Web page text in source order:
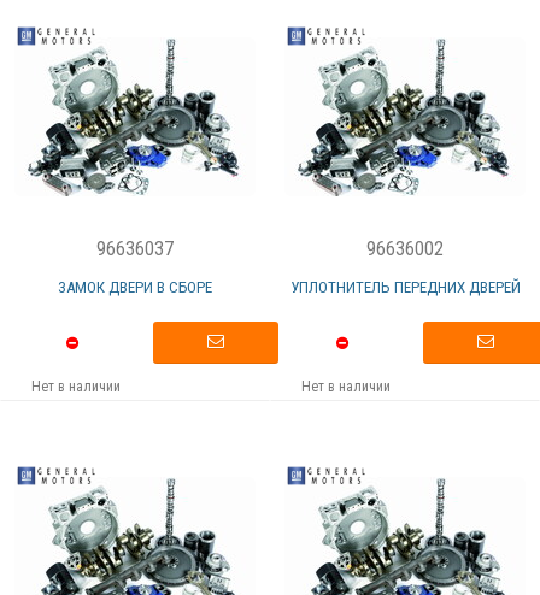
96636037
ЗАМОК ДВЕРИ В СБОРЕ
Нет в наличии
96636002
УПЛОТНИТЕЛЬ ПЕРЕДНИХ ДВЕРЕЙ
Нет в наличии